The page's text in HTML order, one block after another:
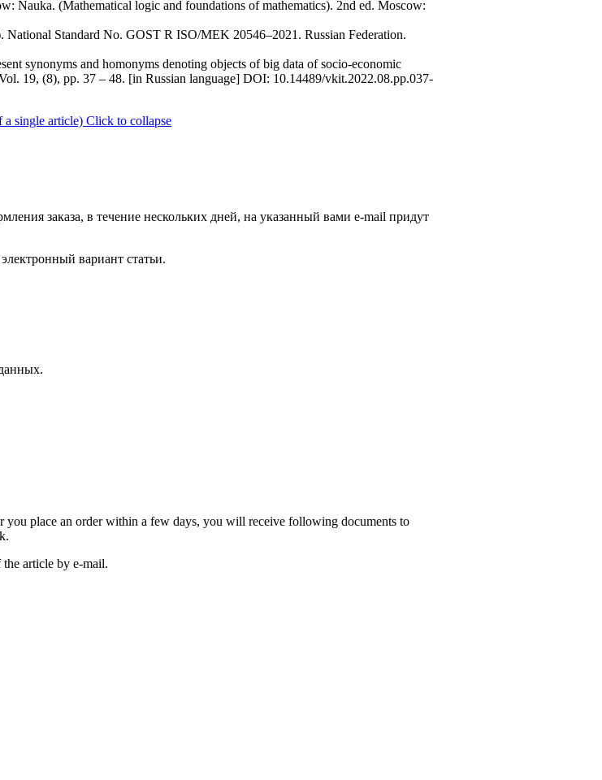
(Mathematical logic and foundations of mathematics). 2nd ed. Moscow:
Standard No. GOST R ISO/MEK 20546–2021. Russian Federation.
synonyms and homonyms denoting objects of big data of socio-economic
19, (8), pp. 37 – 48. [in Russian language] DOI: 10.14489/vkit.2022.08.pp.037-
a single article) Click to collapse
заказа, в течение нескольких дней, на указанный вами e-mail придут
вариант статьи.
you place an order within a few days, you will receive following documents to
article by e-mail.